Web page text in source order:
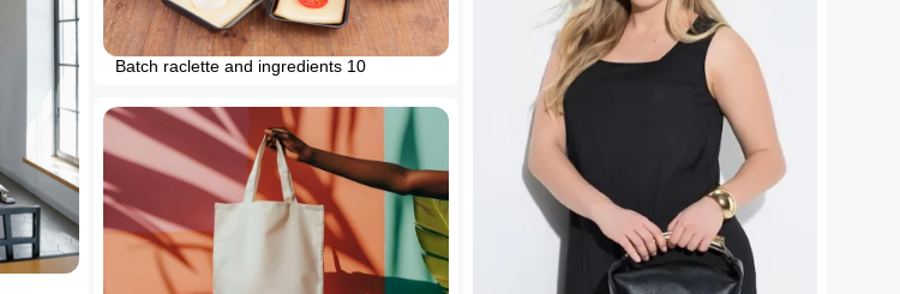
Batch raclette and ingredients 10